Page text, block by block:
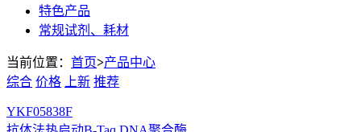
特色产品
常规试剂、耗材
当前位置： 首页>产品中心
综合 价格 上新 推荐
YKF05838F